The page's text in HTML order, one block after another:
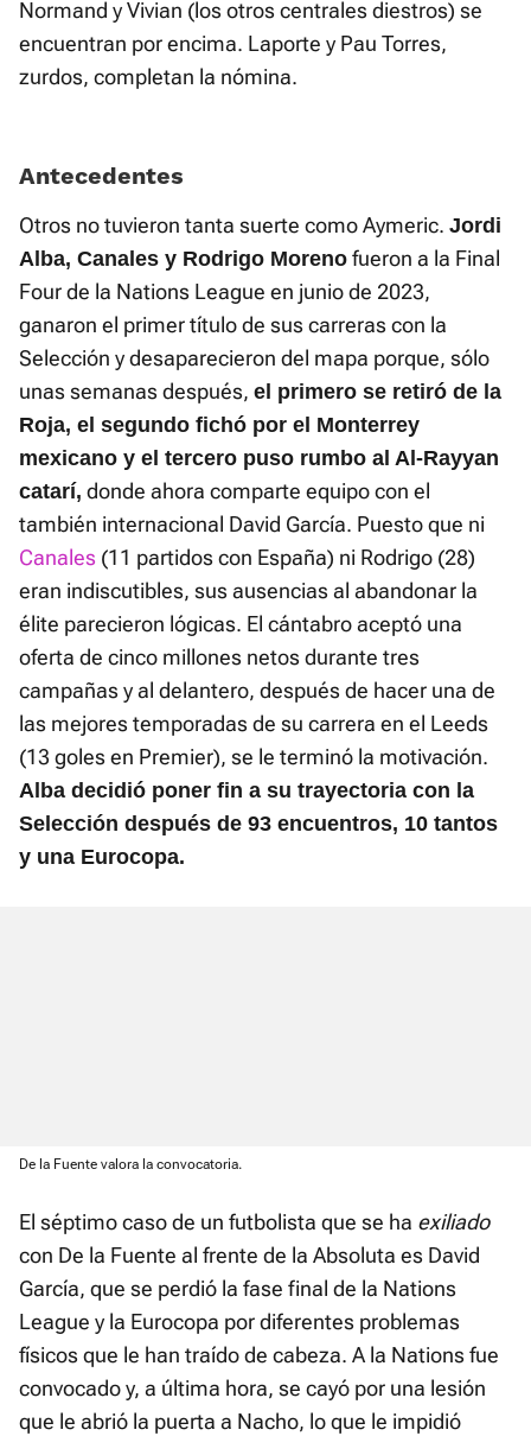
Normand y Vivian (los otros centrales diestros) se
encuentran por encima. Laporte y Pau Torres,
zurdos, completan la nómina.
Antecedentes
Otros no tuvieron tanta suerte como Aymeric. Jordi
Alba, Canales y Rodrigo Moreno fueron a la Final
Four de la Nations League en junio de 2023,
ganaron el primer título de sus carreras con la
Selección y desaparecieron del mapa porque, sólo
unas semanas después, el primero se retiró de la
Roja, el segundo fichó por el Monterrey
mexicano y el tercero puso rumbo al Al-Rayyan
catarí, donde ahora comparte equipo con el
también internacional David García. Puesto que ni
Canales (11 partidos con España) ni Rodrigo (28)
eran indiscutibles, sus ausencias al abandonar la
élite parecieron lógicas. El cántabro aceptó una
oferta de cinco millones netos durante tres
campañas y al delantero, después de hacer una de
las mejores temporadas de su carrera en el Leeds
(13 goles en Premier), se le terminó la motivación.
Alba decidió poner fin a su trayectoria con la
Selección después de 93 encuentros, 10 tantos
y una Eurocopa.
De la Fuente valora la convocatoria.
El séptimo caso de un futbolista que se ha exiliado
con De la Fuente al frente de la Absoluta es David
García, que se perdió la fase final de la Nations
League y la Eurocopa por diferentes problemas
físicos que le han traído de cabeza. A la Nations fue
convocado y, a última hora, se cayó por una lesión
que le abrió la puerta a Nacho, lo que le impidió